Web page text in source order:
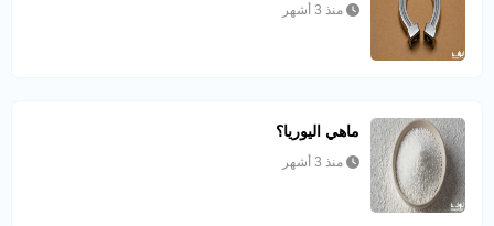
منذ 3 أشهر
ماهي اليوريا؟
منذ 3 أشهر